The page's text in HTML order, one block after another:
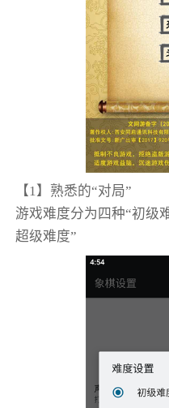
【1】熟悉的“对局”
游戏难度分为四种“初级
超级难度”